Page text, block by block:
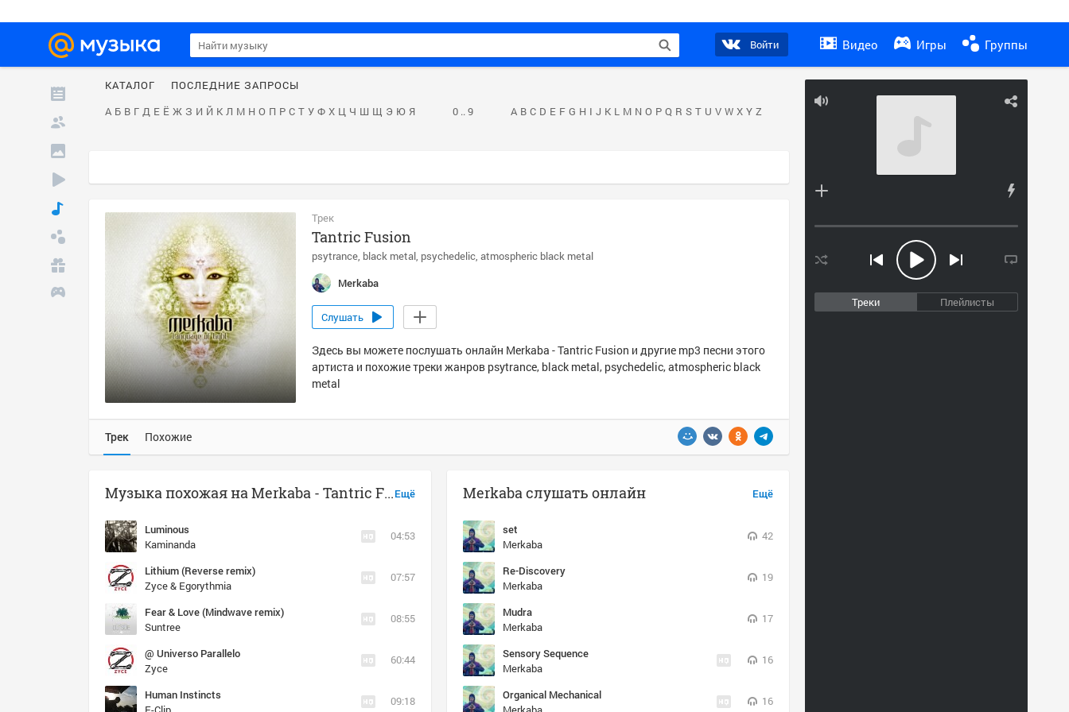
Войти Видео Игры Группы
Треки Плейлисты
КАТАЛОГ
ПОСЛЕДНИЕ ЗАПРОСЫ
А Б В Г Д Е Ё Ж З И Й К Л М Н О П Р С Т У Ф Х Ц Ч Ш Щ Э Ю Я 0 .. 9 A B C D E F G H I J K L M N O P Q R S T U V W X Y Z
Трек
Tantric Fusion
psytrance black metal psychedelic atmospheric black metal
Merkaba
Слушать
Здесь вы можете послушать онлайн Merkaba - Tantric Fusion и другие mp3 песни этого
артиста и похожие треки жанров psytrance, black metal, psychedelic, atmospheric black
metal
Трек Похожие
Ещё
Музыка похожая на Merkaba - Tantric Fusion
Luminous
Kaminanda
04:53
Lithium (Reverse remix)
Zyce & Egorythmia
07:57
Fear & Love (Mindwave remix)
Suntree
08:55
@ Universo Parallelo
Zyce
60:44
Human Instincts
09:18
Ещё
Merkaba слушать онлайн
set
Merkaba
42
Re-Discovery
Merkaba
19
Mudra
Merkaba
17
Sensory Sequence
Merkaba
16
Organical Mechanical
16